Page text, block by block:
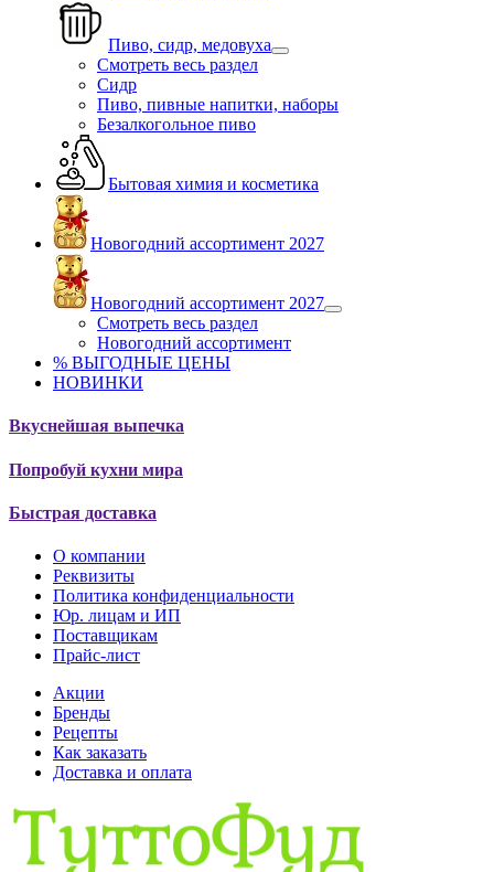
Пиво, сидр, медовуха
Смотреть весь раздел
Сидр
Пиво, пивные напитки, наборы
Безалкогольное пиво
Бытовая химия и косметика
Новогодний ассортимент 2027
Новогодний ассортимент 2027
Смотреть весь раздел
Новогодний ассортимент
% ВЫГОДНЫЕ ЦЕНЫ
НОВИНКИ
Вкуснейшая выпечка
Попробуй кухни мира
Быстрая доставка
О компании
Реквизиты
Политика конфиденциальности
Юр. лицам и ИП
Поставщикам
Прайс-лист
Акции
Бренды
Рецепты
Как заказать
Доставка и оплата